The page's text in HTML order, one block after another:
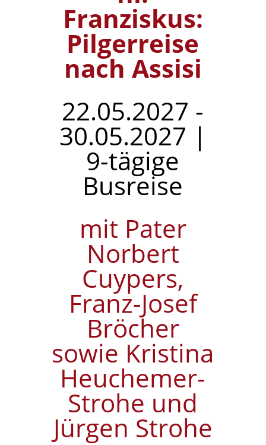
Franziskus:
Pilgerreise
nach Assisi
22.05.2027 -
30.05.2027 |
9-tägige
Busreise
mit Pater
Norbert
Cuypers,
Franz-Josef
Bröcher
sowie Kristina
Heuchemer-
Strohe und
Jürgen Strohe